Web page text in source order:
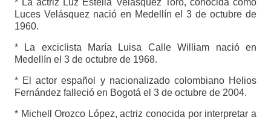
* La actriz Luz Estella Velásquez Toro, conocida como
Luces Velásquez nació en Medellín el 3 de octubre de
1960.
* La exciclista María Luisa Calle William nació en
Medellín el 3 de octubre de 1968.
* El actor español y nacionalizado colombiano Helios
Fernández falleció en Bogotá el 3 de octubre de 2004.
* Michell Orozco López, actriz conocida por interpretar a